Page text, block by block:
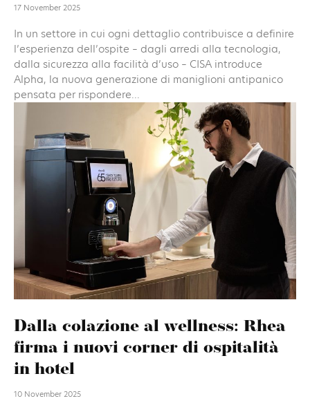
17 November 2025
In un settore in cui ogni dettaglio contribuisce a definire
l’esperienza dell’ospite – dagli arredi alla tecnologia,
dalla sicurezza alla facilità d’uso – CISA introduce
Alpha, la nuova generazione di maniglioni antipanico
pensata per rispondere...
Dalla colazione al wellness: Rhea
firma i nuovi corner di ospitalità
in hotel
10 November 2025